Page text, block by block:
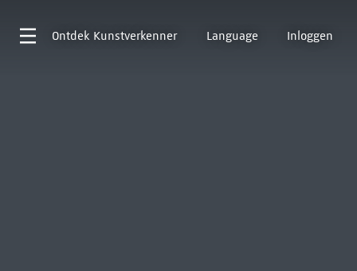
Ontdek Kunstverkenner Language Inloggen